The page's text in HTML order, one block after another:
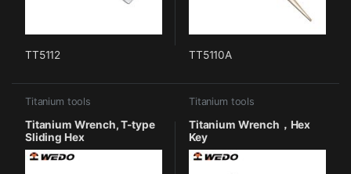
TT5112 TT5110A
Titanium tools
Titanium Wrench, T-type
Sliding Hex
Titanium tools
Titanium Wrench，Hex
Key